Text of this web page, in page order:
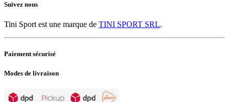
Suivez nous
Tini Sport est une marque de TINI SPORT SRL.
Paiement sécurisé
Modes de livraison